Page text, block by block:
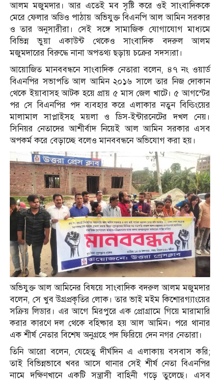
আলম মজুমদার। আর এতেই মব সৃষ্টি করে ওই সাংবাদিককে
মেরে ফেলার অডিও পাঠায় অভিযুক্ত বিএনপি আল আমিন সরকার
ও তার অনুসারীরা। সেই সঙ্গে সামাজিক যোগাযোগ মাধ্যমে
বিভিন্ন ভুয়া একাউন্ট থেকেও সাংবাদিক বদরুল আলম
মজুমদারের বিরুদ্ধে নানা অপতথ্য ছড়ায় চক্রের সদস্যরা।
আয়োজিত মানববন্ধনে সাংবাদিক নেতারা বলেন, ৪৭ নং ওয়ার্ড
বিএনপির সভাপতি আল আমিন ২০১৬ সালে তার নিজ দোকান
থেকে ইয়াবাসহ আটক হয়ে প্রায় ৫ মাস জেল খাটে। ৫ আগস্টের
পর সে বিএনপির পদ ব্যবহার করে এলাকার নতুন বিল্ডিংয়ের
মালামাল সাপ্লাইসহ ময়লা ও ডিস-ইন্টারনেটের দখল নেয়।
সিনিয়র নেতাদের আশীর্বাদ নিয়েই আল আমিন সরকার এসব
অপকর্ম করে বেড়াচ্ছে বলেও মানববন্ধনে অভিযোগ করা হয়।
অভিযুক্ত আল আমিনের বিষয়ে সাংবাদিক বদরুল আলম মজুমদার
বলেন, সে খুব উগ্রপ্রকৃতির লোক। তার ভাই মইম কিশোরগ্যাংয়ের
সক্রিয় লিডার। এর আগে মিরপুরে এক প্রোগ্রামে গিয়ে মারামারি
করার কারণে দল থেকে বহিষ্কার হয় আল আমিন। পরে থানার
এক শীর্ষ নেতার বিশেষ অনুগ্রহে পদ ফিরিয়ে দেন নগর নেতারা।
তিনি আরো বলেন, যেহেতু দীর্ঘদিন এ এলাকায় বসবাস করি;
তাই বিভিন্নভাবে খবর আসে থানার সেই শীর্ষ নেতা বিএনপির
নামে দক্ষিণখানে একটি সন্ত্রাসী বাহিনী গড়ে তুলেছে। এসব